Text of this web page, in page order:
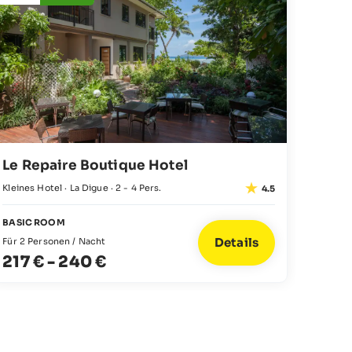
exklusiven Unterkünften müssen Sie sich um nichts
kümmern!
Le Repaire Boutique Hotel
Kleines Hotel · La Digue · 2 - 4 Pers. 4.5
BASIC ROOM
Für 2 Personen / Nacht
217 €- 240 €
Details